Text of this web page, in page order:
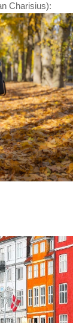
Charisius):